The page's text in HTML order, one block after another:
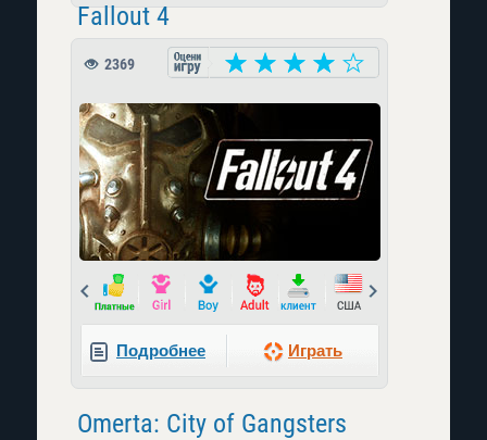
Fallout 4
2369
Prev
Подробнее Играть
Omerta: City of Gangsters